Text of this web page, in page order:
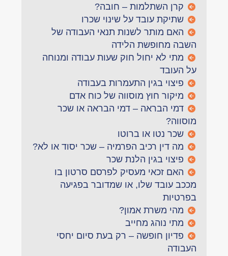
קרן השתלמות – חובה?
שתיקת עובד על שינוי שכרו
האם מותר לשנות תנאי העבודה של
השבה מחופשת הלידה
מתי לא יחול חוק שעות עבודה ומנוחה
על העובד
פיצוי בגין התעמרות בעבודה
מיקור חוץ מוסווה של כוח אדם
דמי הבראה – דמי הבראה או שכר
מוסווה?
שכר נטו או ברוטו
מה דין רכיב הפרמיה – שכר יסוד או לא?
פיצוי בגין הלנת שכר
האם זכאי מעסיק לפרסם סרטון בו
מככב עובד שלו, או שמדובר בפגיעה
בפרטיות
מהי משרת אמון?
מתי נוהג מחייב
פדיון חופשה – רק בעת סיום יחסי
העבודה